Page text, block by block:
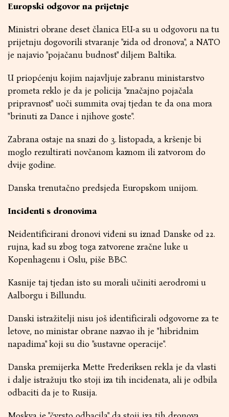
Europski odgovor na prijetnje
Ministri obrane deset članica EU-a su u odgovoru na tu
prijetnju dogovorili stvaranje "zida od dronova", a NATO
je najavio "pojačanu budnost" diljem Baltika.
U priopćenju kojim najavljuje zabranu ministarstvo
prometa reklo je da je policija "značajno pojačala
pripravnost" uoči summita ovaj tjedan te da ona mora
"brinuti za Dance i njihove goste".
Zabrana ostaje na snazi do 3. listopada, a kršenje bi
moglo rezultirati novčanom kaznom ili zatvorom do
dvije godine.
Danska trenutačno predsjeda Europskom unijom.
Incidenti s dronovima
Neidentificirani dronovi viđeni su iznad Danske od 22.
rujna, kad su zbog toga zatvorene zračne luke u
Kopenhagenu i Oslu, piše BBC.
Kasnije taj tjedan isto su morali učiniti aerodromi u
Aalborgu i Billundu.
Danski istražitelji nisu još identificirali odgovorne za te
letove, no ministar obrane nazvao ih je "hibridnim
napadima" koji su dio "sustavne operacije".
Danska premijerka Mette Frederiksen rekla je da vlasti
i dalje istražuju tko stoji iza tih incidenata, ali je odbila
odbaciti da je to Rusija.